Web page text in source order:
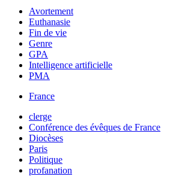
Avortement
Euthanasie
Fin de vie
Genre
GPA
Intelligence artificielle
PMA
France
clerge
Conférence des évêques de France
Diocèses
Paris
Politique
profanation